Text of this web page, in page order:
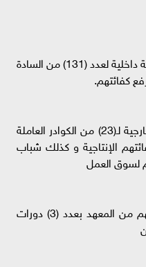
1- نفذ المعهد عدد (5) دورات تدريبية داخلية لعدد (131) من السادة
كفائتهم.
2- نفذ المعهد (3) دورات تدريبية خارجية لـ(23) من الكوادر العاملة
الإنتاجية و كذلك شباب
لسوق العمل
3- تم تدريب (5) باحثين ومساعديهم من المعهد بعدد (3) دورات